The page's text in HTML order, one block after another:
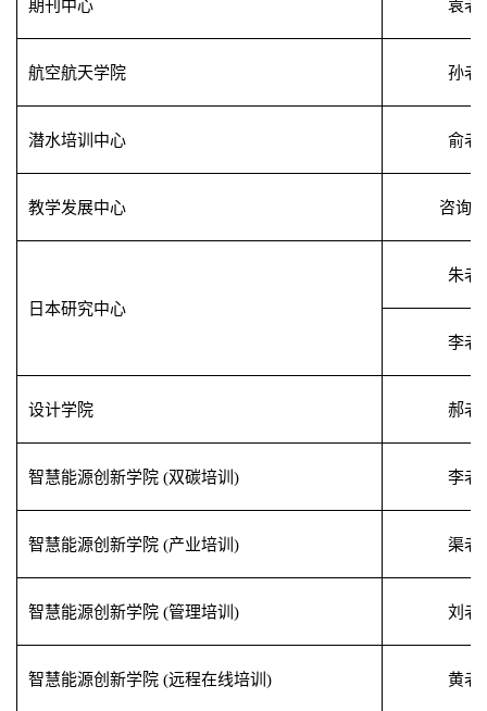
期刊中心 袁老
航空航天学院 孙老
潜水培训中心 俞老
教学发展中心 咨询
日本研究中心
朱老
李老
设计学院 郝老
智慧能源创新学院 (双碳培训 ) 李老
智慧能源创新学院 (产业培训 ) 渠老
智慧能源创新学院 (管理培训 ) 刘老
智慧能源创新学院 (远程在线培训 ) 黄老